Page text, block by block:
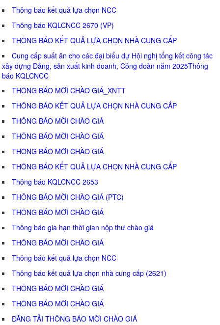
Thông báo kết quả lựa chọn NCC
Thông báo KQLCNCC 2670 (VP)
THÔNG BÁO KẾT QUẢ LỰA CHỌN NHÀ CUNG CẤP
Cung cấp suất ăn cho các đại biểu dự Hội nghị tổng kết công tác
xây dựng Đảng, sản xuất kinh doanh, Công đoàn năm 2025Thông
báo KQLCNCC
THÔNG BÁO MỜI CHÀO GIÁ_XNTT
THÔNG BÁO KẾT QUẢ LỰA CHỌN NHÀ CUNG CẤP
THÔNG BÁO MỜI CHÀO GIÁ
THÔNG BÁO MỜI CHÀO GIÁ
THÔNG BÁO MỜI CHÀO GIÁ
THÔNG BÁO KẾT QUẢ LỰA CHỌN NHÀ CUNG CẤP
Thông báo KQLCNCC 2653
THÔNG BÁO MỜI CHÀO GIÁ (PTC)
THÔNG BÁO MỜI CHÀO GIÁ
Thông báo gia hạn thời gian nộp thư chào giá
THÔNG BÁO MỜI CHÀO GIÁ
Thông báo kết quả lựa chọn NCC
Thông báo kết quả lựa chọn nhà cung cấp (2621)
THÔNG BÁO MỜI CHÀO GIÁ
THÔNG BÁO MỜI CHÀO GIÁ
ĐĂNG TẢI THÔNG BÁO MỜI CHÀO GIÁ